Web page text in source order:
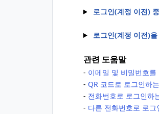
로그인(계정 이전)
로그인(계정 이전)
관련 도움말
- 이메일 및 비밀번호
- QR 코드로 로그인하
- 전화번호로 로그인하
- 다른 전화번호로 로그